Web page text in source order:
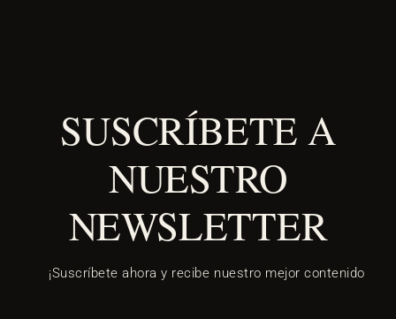
SUSCRÍBETE A
NUESTRO
NEWSLETTER
¡Suscríbete ahora y recibe nuestro mejor contenido